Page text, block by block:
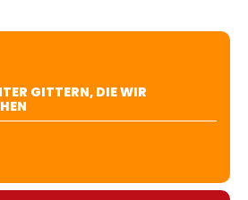
GITTERN, DIE WIR